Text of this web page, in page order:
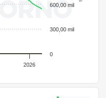
2026
0
300,00 mil
600,00 mil